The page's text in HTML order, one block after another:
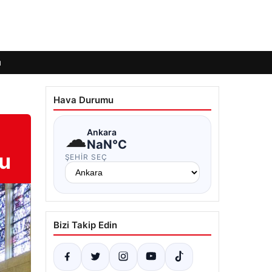
Hava Durumu
☁Ankara
NaN°C
ŞEHIR SEÇ
Bizi Takip Edin